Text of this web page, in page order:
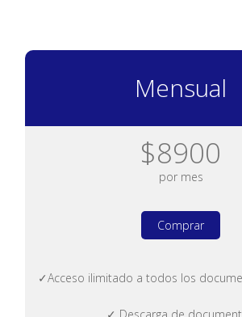
Mensual
$8900
por mes
Comprar
✓Acceso ilimitado a todos los
✓ Descarga de